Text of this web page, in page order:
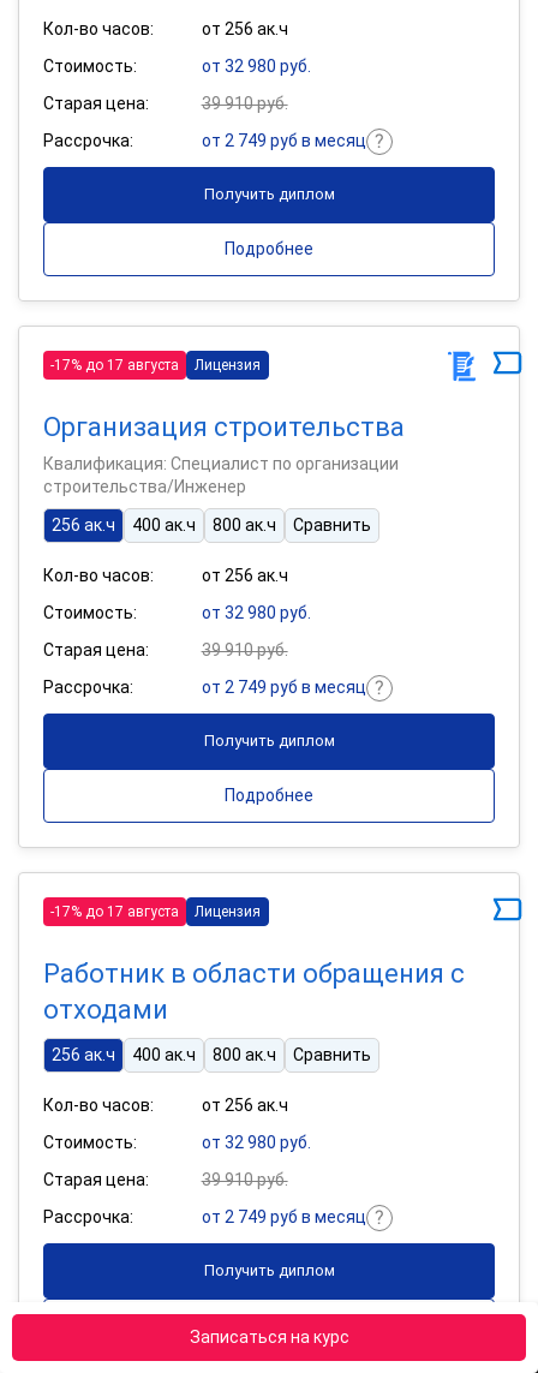
Записаться на курс
Кол-во часов:
от 256 ак.ч
Стоимость:
от 32 980 руб.
Старая цена:
39 910 руб.
Рассрочка:
от 2 749 руб в месяц
Получить диплом
Подробнее
-17% до 17 августа Лицензия
Организация строительства
Квалификация: Специалист по организации
строительства/Инженер
256 ак.ч
400 ак.ч 800 ак.ч Сравнить
Кол-во часов:
от 256 ак.ч
Стоимость:
от 32 980 руб.
Старая цена:
39 910 руб.
Рассрочка:
от 2 749 руб в месяц
Получить диплом
Подробнее
-17% до 17 августа Лицензия
Работник в области обращения с
отходами
256 ак.ч 400 ак.ч 800 ак.ч Сравнить
Кол-во часов:
от 256 ак.ч
Стоимость:
от 32 980 руб.
Старая цена:
39 910 руб.
Рассрочка:
от 2 749 руб в месяц
Получить диплом